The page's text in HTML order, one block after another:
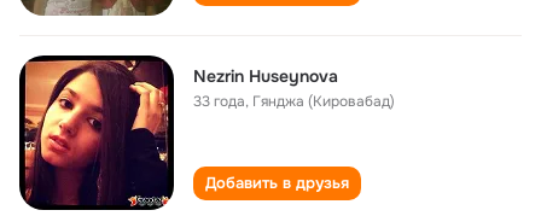
Nezrin Huseynova
33 года, Гянджа (Кировабад)
Добавить в друзья